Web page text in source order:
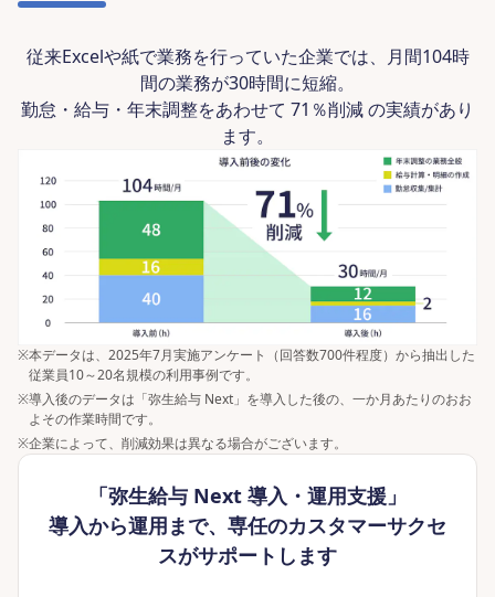
従来Excelや紙で業務を行っていた企業では、月間104時
間の業務が30時間に短縮。
勤怠・給与・年末調整をあわせて 71％削減 の実績があり
ます。
※本データは、2025年7月実施アンケート（回答数700件程度）から抽出した
従業員10～20名規模の利用事例です。
※導入後のデータは「弥生給与 Next」を導入した後の、一か月あたりのおお
よその作業時間です。
※企業によって、削減効果は異なる場合がございます。
「弥生給与 Next 導入・運用支援」
導入から運用まで、専任のカスタマーサクセ
スがサポートします